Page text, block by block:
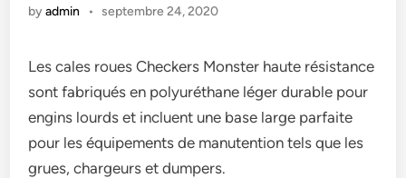
byadmin • septembre 24, 2020
Les cales roues Checkers Monster haute résistance
sont fabriqués en polyuréthane léger durable pour
engins lourds et incluent une base large parfaite
pour les équipements de manutention tels que les
grues, chargeurs et dumpers.